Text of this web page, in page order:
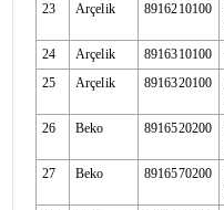
23
Arçelik 8916210100
24 Arçelik 8916310100
25
Arçelik 8916320100
26 Beko 8916520200
27 Beko 8916570200